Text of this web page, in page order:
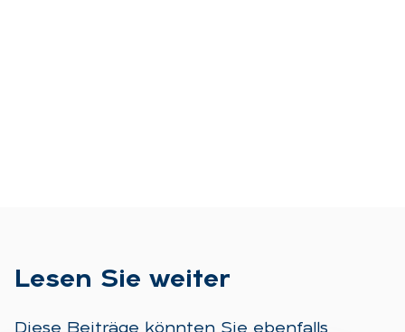
Le­sen Sie wei­ter
Diese Beiträge könnten Sie ebenfalls